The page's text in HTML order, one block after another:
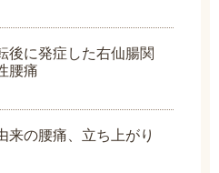
後に発症した右仙腸関
腰痛
来の腰痛、立ち上がり